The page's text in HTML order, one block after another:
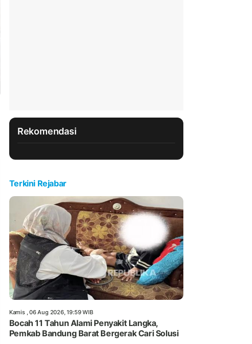
Rekomendasi
Terkini Rejabar
Kamis , 06 Aug 2026, 19:59 WIB
Bocah 11 Tahun Alami Penyakit Langka,
Pemkab Bandung Barat Bergerak Cari Solusi